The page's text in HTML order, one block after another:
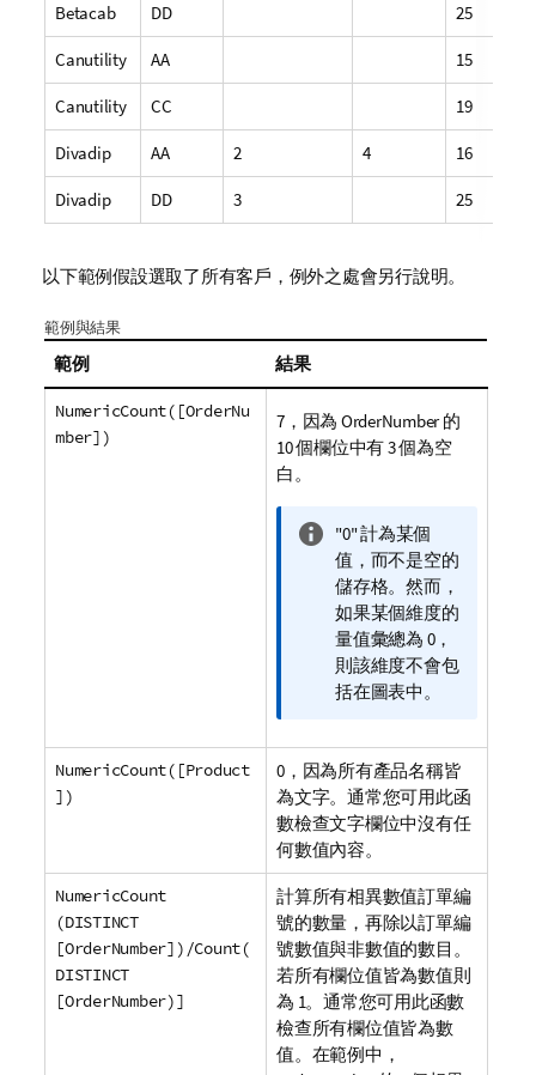
Betacab DD 25
Canutility AA 15
Canutility CC 19
Divadip AA 2 4 16
Divadip DD 3 25
以下範例假設選取了所有客戶，例外之處會另行說明。
範例與結果
範例 結果
NumericCount([OrderNu
mber])
7，因為 OrderNumber的
10 個欄位中有 3 個為空
白。
資
訊
備
註
"0" 計為某個
值，而不是空的
儲存格。然而，
如果某個維度的
量值彙總為 0，
則該維度不會包
括在圖表中。
NumericCount([Product
])
0，因為所有產品名稱皆
為文字。通常您可用此函
數檢查文字欄位中沒有任
何數值內容。
NumericCount
(DISTINCT
[OrderNumber])/Count(
DISTINCT
[OrderNumber)]
計算所有相異數值訂單編
號的數量，再除以訂單編
號數值與非數值的數目。
若所有欄位值皆為數值則
為 1。通常您可用此函數
檢查所有欄位值皆為數
值。在範例中，